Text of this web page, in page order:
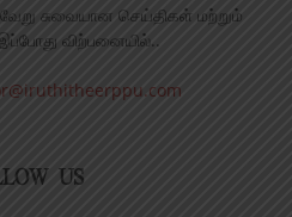
சுவையான செய்திகள் மற்றும்
விற்பனையில்..
US